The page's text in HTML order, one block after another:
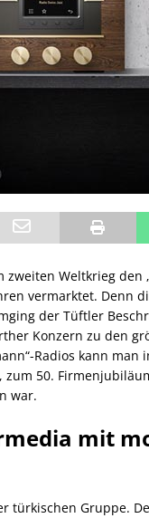
Weltkrieg den
vermarktet. Denn
der Tüftler
Konzern zu den
Radios kann man
50.
war.
mit
türkischen Gruppe.